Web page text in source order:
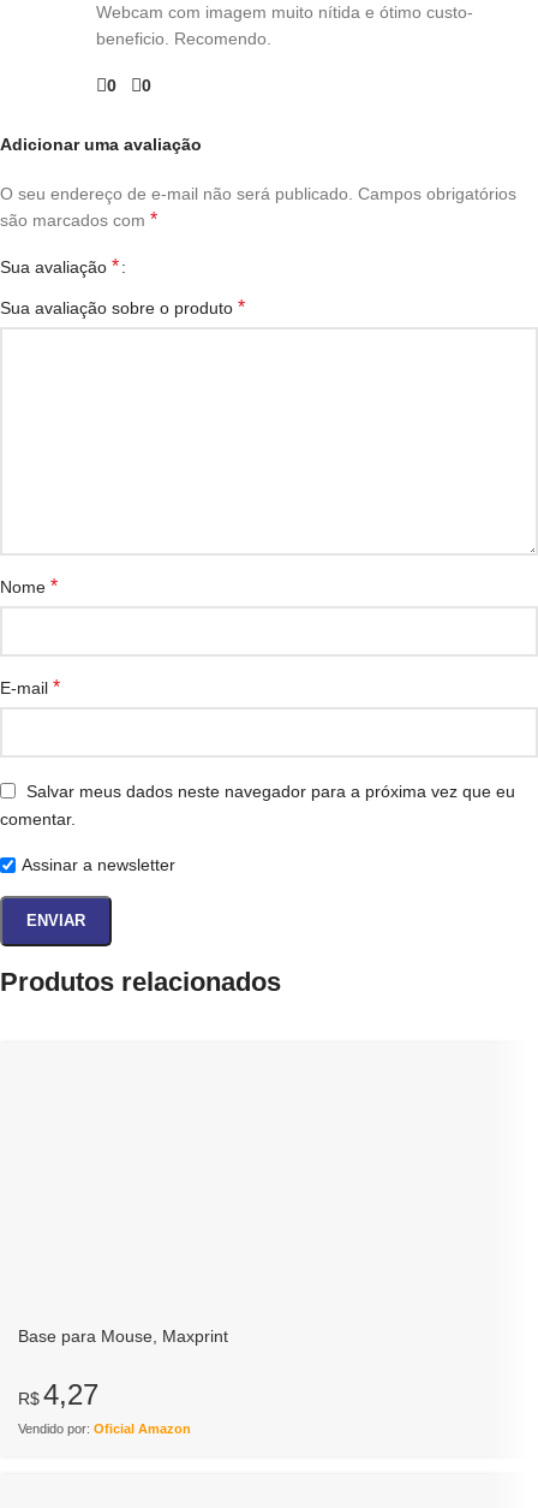
Webcam com imagem muito nítida e ótimo custo-
beneficio. Recomendo.
0 0
Adicionar uma avaliação
O seu endereço de e-mail não será publicado. Campos obrigatórios
são marcados com *
Sua avaliação *
Sua avaliação sobre o produto *
Nome *
E-mail *
Salvar meus dados neste navegador para a próxima vez que eu
comentar.
Assinar a newsletter
Produtos relacionados
Base para Mouse, Maxprint
R$4,27
Vendido por: Oficial Amazon